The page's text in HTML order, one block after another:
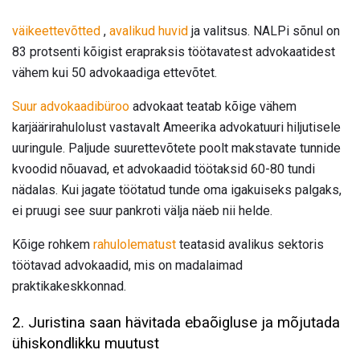
väikeettevõtted , avalikud huvid ja valitsus. NALPi sõnul on
83 protsenti kõigist erapraksis töötavatest advokaatidest
vähem kui 50 advokaadiga ettevõtet.
Suur advokaadibüroo advokaat teatab kõige vähem
karjäärirahulolust vastavalt Ameerika advokatuuri hiljutisele
uuringule. Paljude suurettevõtete poolt makstavate tunnide
kvoodid nõuavad, et advokaadid töötaksid 60-80 tundi
nädalas. Kui jagate töötatud tunde oma igakuiseks palgaks,
ei pruugi see suur pankroti välja näeb nii helde.
Kõige rohkem rahulolematust teatasid avalikus sektoris
töötavad advokaadid, mis on madalaimad
praktikakeskkonnad.
2. Juristina saan hävitada ebaõigluse ja mõjutada
ühiskondlikku muutust